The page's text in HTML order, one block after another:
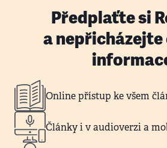
Předplaťte si
a nepřicházejte
Online přístup ke všem
Články i v audioverzi a